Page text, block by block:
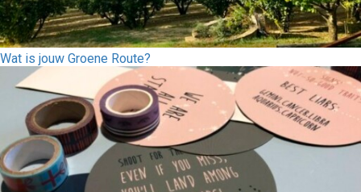
Wat is jouw Groene Route?